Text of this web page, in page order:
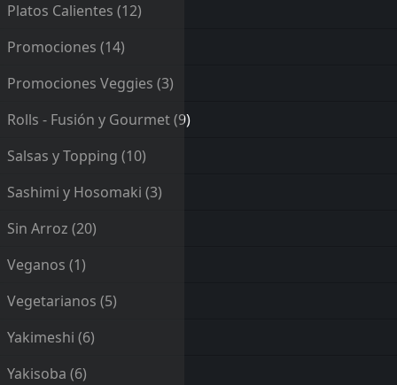
Platos Calientes (12)
Promociones (14)
Promociones Veggies (3)
Rolls - Fusión y Gourmet(9)
Salsas y Topping (10)
Sashimi y Hosomaki (3)
Sin Arroz (20)
Veganos (1)
Vegetarianos (5)
Yakimeshi (6)
Yakisoba (6)